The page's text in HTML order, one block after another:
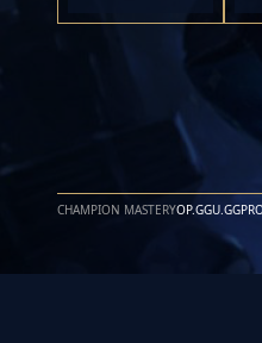
CHAMPION MASTERYOP.GGU.GG